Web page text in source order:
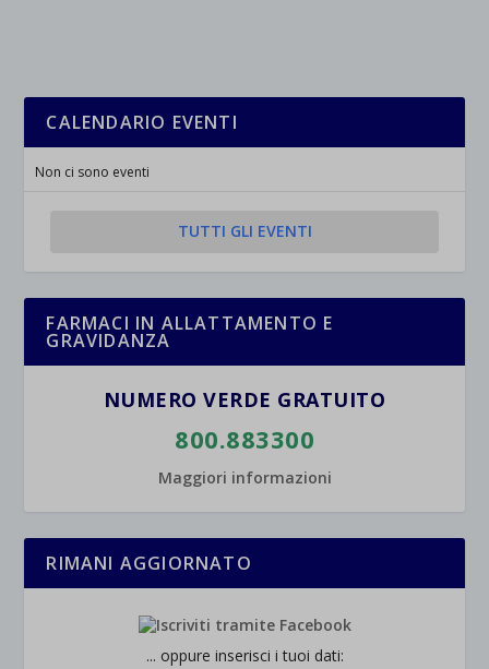
CALENDARIO EVENTI
Non ci sono eventi
TUTTI GLI EVENTI
FARMACI IN ALLATTAMENTO E
GRAVIDANZA
NUMERO VERDE GRATUITO
800.883300
Maggiori informazioni
RIMANI AGGIORNATO
... oppure inserisci i tuoi dati:
et-saved-post*